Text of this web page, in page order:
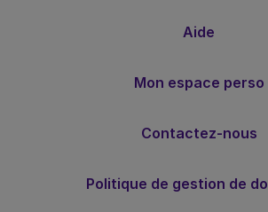
Aide
Mon espace perso
Contactez-nous
Politique de gestion de